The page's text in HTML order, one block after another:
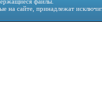
на сайте, принадлежат